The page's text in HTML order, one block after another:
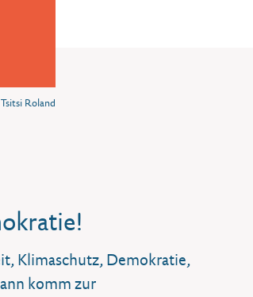
Roland
Klimaschutz, Demokratie,
komm zur